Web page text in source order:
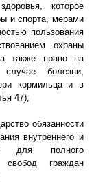
которое
и спорта, мерами
пользования
охраны
также право на
болезни,
кормильца и в
47);
обязанности
внутреннего и
для полного
свобод граждан